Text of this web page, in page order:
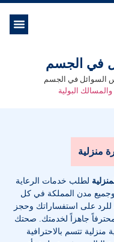
في الجسم
السوائل في الجسم
البولية
منزلية
لطلب خدمات الرعاية
وجميع مدن المملكة في كل
للرد على استفساراتك وحجز
جاهزاً لخدمتك. صحتك
تتسم بالاحترافية